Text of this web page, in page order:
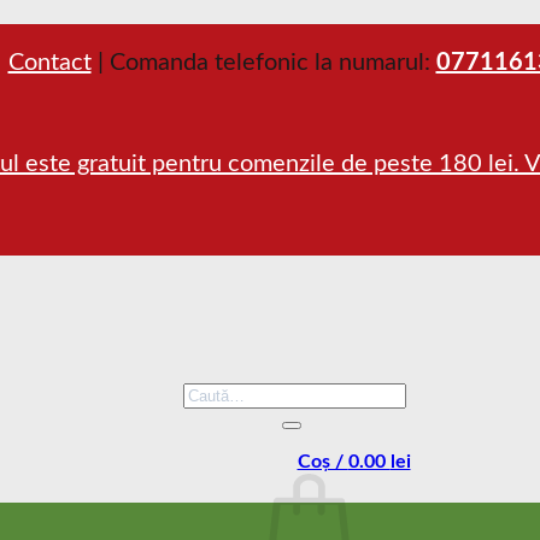
Contact| Comanda telefonic la numarul:
este gratuit pentru comenzile de peste 180 lei.
Caută
Coș / 0.00 lei